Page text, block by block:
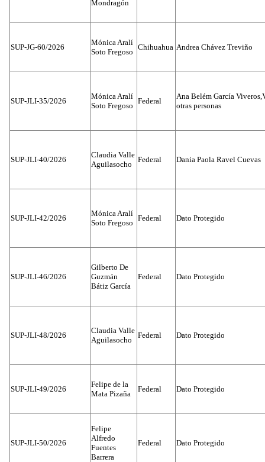
Mondragón
SUP-JG-60/2026
Mónica Aralí
Soto Fregoso
Chihuahua Andrea Chávez Treviño
SUP-JLI-35/2026
Mónica Aralí
Soto Fregoso
Federal
Ana Belém García
otras personas
SUP-JLI-40/2026
Claudia Valle
Aguilasocho
Federal Dania Paola Ravel Cuevas
SUP-JLI-42/2026
Mónica Aralí
Soto Fregoso
Federal Dato Protegido
SUP-JLI-46/2026
Gilberto De
Guzmán
Bátiz García
Federal Dato Protegido
SUP-JLI-48/2026
Claudia Valle
Aguilasocho
Federal Dato Protegido
SUP-JLI-49/2026
Felipe de la
Mata Pizaña
Federal Dato Protegido
SUP-JLI-50/2026
Felipe
Alfredo
Fuentes
Barrera
Federal Dato Protegido